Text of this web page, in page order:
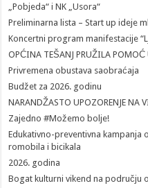
„Pobjeda“ i NK „Usora“
Preliminarna lista – Start up ideje
Koncertni program manifestacije
OPĆINA TEŠANJ PRUŽILA POMOĆ
Privremena obustava saobraćaja
Budžet za 2026. godinu
NARANDŽASTO UPOZORENJE NA
Zajedno #Možemo bolje!
Edukativno-preventivna kampanja
romobila i bicikala
2026. godina
Bogat kulturni vikend na području